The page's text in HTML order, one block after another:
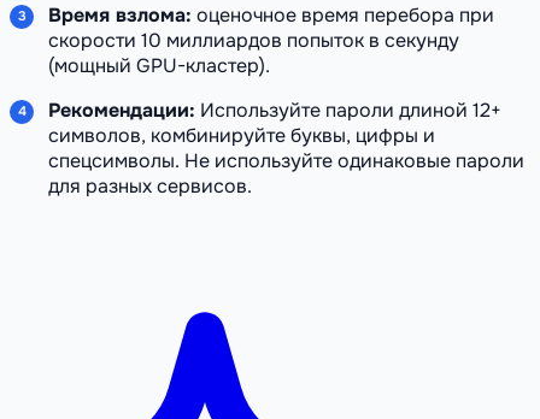
Время взлома: оценочное время перебора при
скорости 10 миллиардов попыток в секунду
(мощный GPU-кластер).
Рекомендации: Используйте пароли длиной 12+
символов, комбинируйте буквы, цифры и
спецсимволы. Не используйте одинаковые пароли
для разных сервисов.